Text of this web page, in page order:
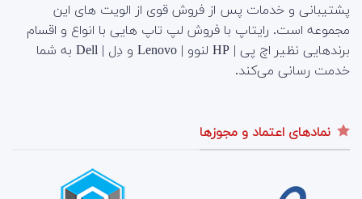
پشتیبانی و خدمات پس از فروش قوی از الویت های این
مجموعه است. رایتاپ با فروش لپ تاپ هایی با انواع و اقسام
برندهایی نظیر اچ پی | HP لنوو | Lenovo و دِل | Dell به شما
خدمت رسانی می‌کند.
نمادهای اعتماد و مجوزها